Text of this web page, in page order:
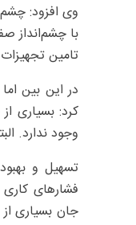
وی افزود:
با چشم‌انداز
تامین
در این بین
کرد: بسیاری
وجود ندارد.
تسهیل‌ و
فشارهای
جان بسیاری